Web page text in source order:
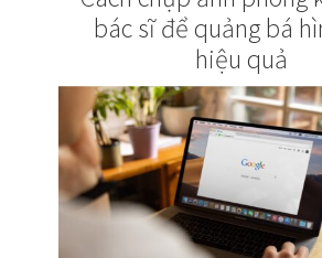
bác sĩ để quảng bá
hiệu quả